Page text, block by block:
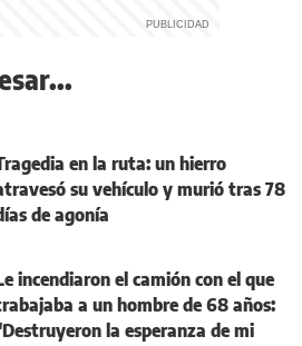
en la ruta: un hierro
su vehículo y murió tras 78
de agonía
incendiaron el camión con el que
a un hombre de 68 años:
la esperanza de mi